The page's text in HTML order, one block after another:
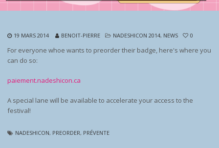
19 MARS 2014 BENOIT-PIERRE NADESHICON 2014, NEWS 0
For everyone whoe wants to preorder their badge, here's where you
can do so:
paiement.nadeshicon.ca
A special lane will be available to accelerate your access to the
festival!
NADESHICON, PREORDER, PRÉVENTE